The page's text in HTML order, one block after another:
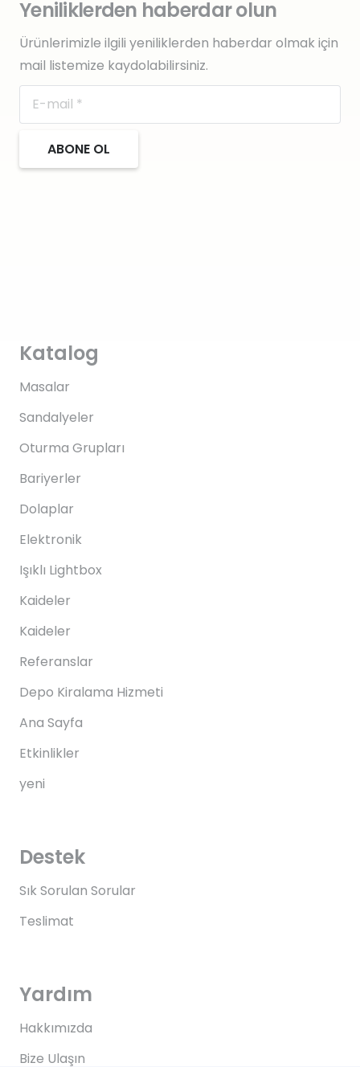
Yeniliklerden haberdar olun
Ürünlerimizle ilgili yeniliklerden haberdar olmak için
mail listemize kaydolabilirsiniz.
ABONE OL
Katalog
Masalar
Sandalyeler
Oturma Grupları
Bariyerler
Dolaplar
Elektronik
Işıklı Lightbox
Kaideler
Kaideler
Referanslar
Depo Kiralama Hizmeti
Ana Sayfa
Etkinlikler
yeni
Destek
Sık Sorulan Sorular
Teslimat
Yardım
Hakkımızda
Bize Ulaşın